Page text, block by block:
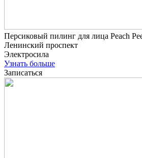
Персиковый пилинг для лица Peach
Ленинский проспект
Электросила
Узнать больше
Записаться